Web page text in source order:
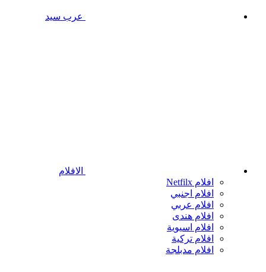
عرب سيد
الافلام
افلام Netfilx
افلام اجنبي
افلام عربي
افلام هندى
افلام اسيوية
افلام تركية
افلام مدبلجة